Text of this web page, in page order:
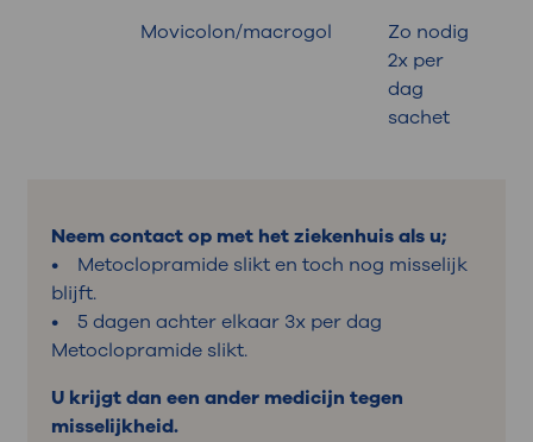
Movicolon/macrogol
Zo nodig
2x per
dag
sachet
Neem contact op met het ziekenhuis als u;
• Metoclopramide slikt en toch nog misselijk
blijft.
• 5 dagen achter elkaar 3x per dag
Metoclopramide slikt.
U krijgt dan een ander medicijn tegen
misselijkheid.